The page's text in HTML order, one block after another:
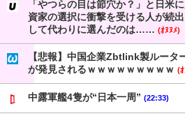
「やつらの目は節穴か？」と日米
資家の選択に衝撃を受ける人が続
して代わりに選んだのは…… (ｵﾇﾇﾒ)
【悲報】中国企業Zbtlink製ルータ
が発見されるｗｗｗｗｗｗｗｗｗ (
中露軍艦4隻が“日本一周” (22:33)